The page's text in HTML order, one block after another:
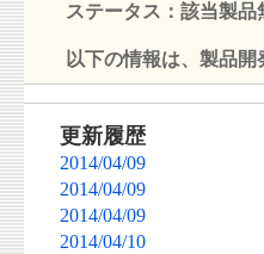
ステータス：該当製品
以下の情報は、製品
更新履歴
2014/04/09
2014/04/09
2014/04/09
2014/04/10